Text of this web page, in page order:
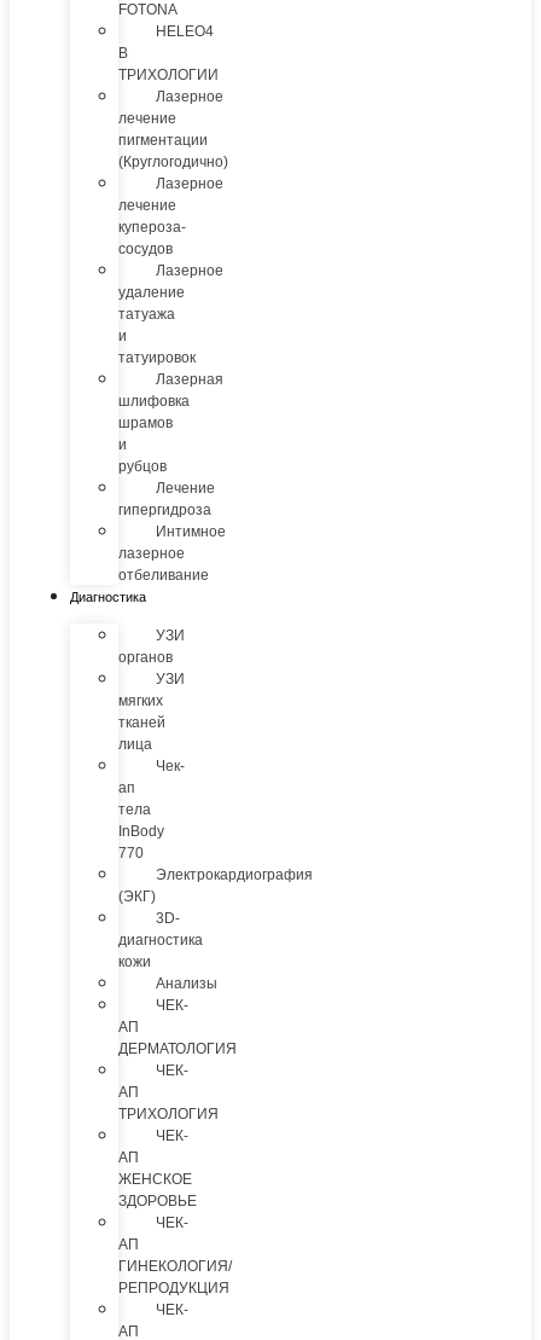
FOTONA
HELEO4
В
ТРИХОЛОГИИ
Лазерное
лечение
пигментации
(Круглогодично)
Лазерное
лечение
купероза-
сосудов
Лазерное
удаление
татуажа
и
татуировок
Лазерная
шлифовка
шрамов
и
рубцов
Лечение
гипергидроза
Интимное
лазерное
отбеливание
Диагностика
УЗИ
органов
УЗИ
мягких
тканей
лица
Чек-
ап
тела
InBody
770
Электрокардиография
(ЭКГ)
3D-
диагностика
кожи
Анализы
ЧЕК-
АП
ДЕРМАТОЛОГИЯ
ЧЕК-
АП
ТРИХОЛОГИЯ
ЧЕК-
АП
ЖЕНСКОЕ
ЗДОРОВЬЕ
ЧЕК-
АП
ГИНЕКОЛОГИЯ/
РЕПРОДУКЦИЯ
ЧЕК-
АП